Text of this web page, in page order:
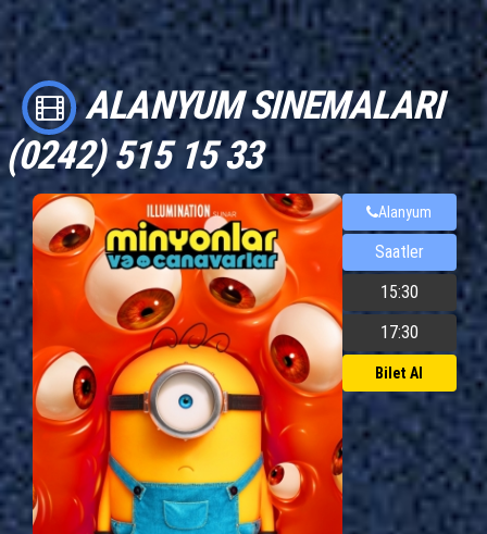
ALANYUM SINEMALARI
(0242) 515 15 33
Alanyum
Saatler
15:30
17:30
Bilet Al